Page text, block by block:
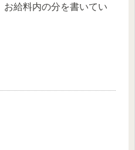
給料内の分を書いてい